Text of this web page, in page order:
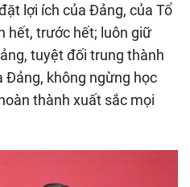
lợi ích của Đảng, của Tổ
hết, trước hết; luôn giữ
tuyệt đối trung thành
Đảng, không ngừng học
thành xuất sắc mọi